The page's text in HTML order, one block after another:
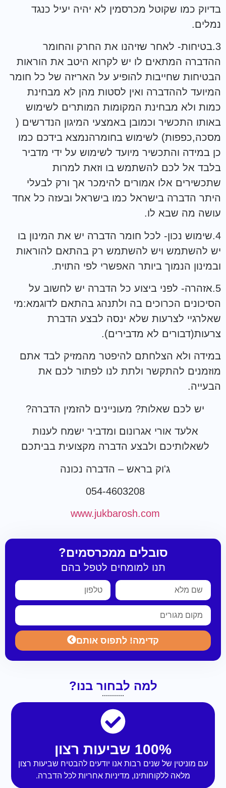
בדיוק כמו שקוטל מכרסמין לא יהיה יעיל כנגד
נמלים.
3.בטיחות- לאחר שזיהנו את החרק והחומר
ההדברה המתאים לו יש לקרוא היטב את הוראות
הבטיחות שחייבות להופיע על האריזה של כל חומר
המיועד לההדברה ואין לסטות מהן לא מבחינת
כמות ולא מבחינת המקומות המותרים לשימוש
באותו התכשיר וכמובן באמצעי המיגון הנדרשים (
מסכה,כפפות) לשימוש בחומרהנמצא בידכם כמו
כן במידה והתכשיר מיועד לשימוש על ידי מדביר
בלבד אל לכם להשתמש בו וזאת למרות
שתכשירים אלו אמורים להימכר אך ורק לבעלי
היתר הדברה בישראל כמו בישראל ובעזה כל אחד
עושה מה שבא לו.
4.שימוש נכון- לכל חומר הדברה יש את המינון בו
יש להשתמש ויש להשתמש רק בהתאם להוראות
ובמינון הנמוך ביותר האפשרי לפי התוית.
5.אזהרה- לפני ביצוע כל הדברה יש לחשוב על
הסיכונים הכרוכים בה ולתנהג בהתאם לדוגמא:מי
שאלרגיי לצרעות שלא ינסה לבצע הדברת
צרעות(דבורים לא מדבירים).
במידה ולא הצלחתם להיפטר מהמזיק לבד אתם
מוזמנים להתקשר ולתת לנו לפתור לכם את
הבעייה.
יש לכם שאלות? מעוניינים להזמין הדברה?
אלעד אורי אגרונום ומדביר ישמח לענות
לשאלותיכם ולבצע הדברה מקצועית בביתכם
ג'וק בראש – הדברה נכונה
054-4603208
www.jukbarosh.com
סובלים ממכרסמים?
תנו למומחים לטפל בהם
קדימה! לתפוס אותם
למה לבחור בנו?
100% שביעות רצון
עם מוניטין של שנים רבות אנו יודעים להבטיח שביעות רצון
מלאה ללקוחותינו, מדיניות אחריות לכל הדברה.